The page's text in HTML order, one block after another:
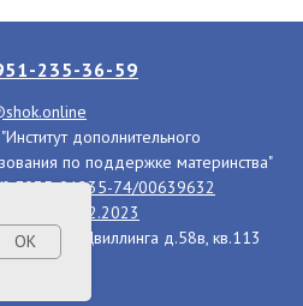
OK
235-36-59
дополнительного
по поддержке материнства"
Л035-01235-74/00639632
от 01.02.2023
ул. Цвиллинга д.58в, кв.113